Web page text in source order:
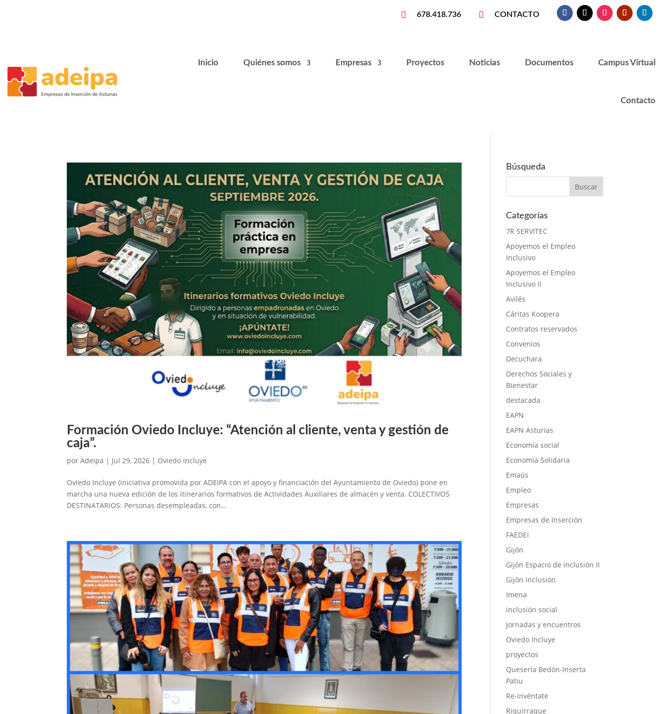
 678.418.736  CONTACTO
Inicio Quiénes somos Empresas Proyectos Noticias Documentos Campus Virtual
Contacto
Formación Oviedo Incluye: “Atención al cliente, venta y gestión de
caja”.
porAdeipa | Jul 29, 2026 | Oviedo Incluye
Oviedo Incluye (iniciativa promovida por ADEIPA con el apoyo y financiación del Ayuntamiento de Oviedo) pone en
marcha una nueva edición de los itinerarios formativos de Actividades Auxiliares de almacén y venta. COLECTIVOS
DESTINATARIOS: Personas desempleadas, con...
Búsqueda
Categorías
7R SERVITEC
Apoyemos el Empleo
Inclusivo
Apoyemos el Empleo
Inclusivo II
Avilés
Cáritas Koopera
Contratos reservados
Convenios
Decuchara
Derechos Sociales y
Bienestar
destacada
EAPN
EAPN Asturias
Economía social
Economía Solidaria
Emaús
Empleo
Empresas
Empresas de Inserción
FAEDEI
Gijón
Gijón Espacio de inclusión II
Gijón inclusión
Imena
inclusión social
Jornadas y encuentros
Oviedo Incluye
proyectos
Quesería Bedón-Inserta
Patiu
Re-invéntate
Riquirraque